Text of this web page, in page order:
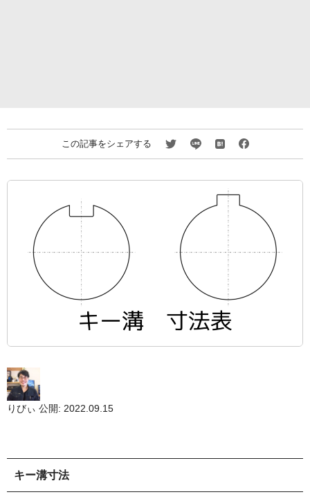
この記事をシェアする
りびぃ 公開: 2022.09.15
キー溝寸法